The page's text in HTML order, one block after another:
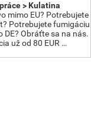
> Kulatina
mimo EU? Potrebujete
Potrebujete fumigáciu
DE? Obráťte sa na nás.
už od 80 EUR …